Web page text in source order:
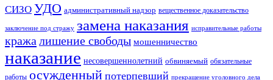
СИЗО УДО административный надзор вещественное доказательство
заключение под стражу замена наказания исправительные работы
кража лишение свободы мошенничество
наказание несовершеннолетний обвиняемый обязательные
работы осужденный потерпевший прекращение уголовного дела